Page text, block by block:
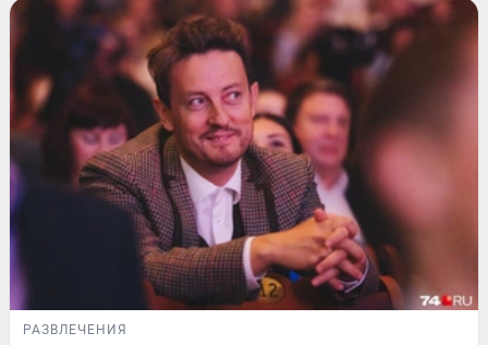
РАЗВЛЕЧЕНИЯ